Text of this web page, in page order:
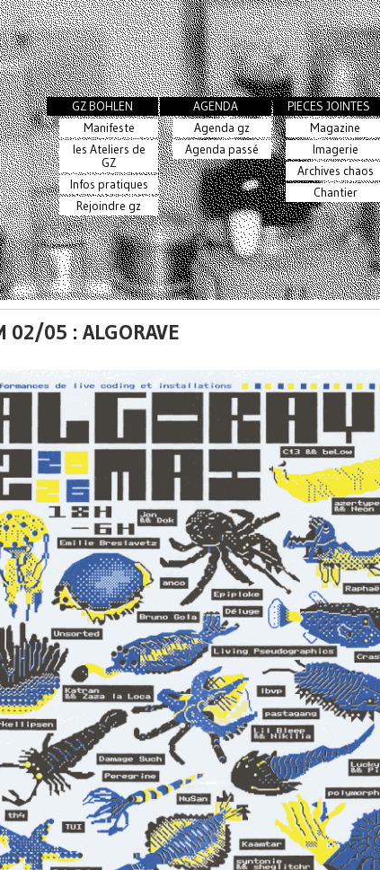
GZ BOHLEN
Manifeste
les Ateliers de
GZ
Infos pratiques
Rejoindre gz
AGENDA
Agenda gz
Agenda passé
PIECES JOINTES
Magazine
Imagerie
Archives chaos
Chantier
02/05 : ALGORAVE